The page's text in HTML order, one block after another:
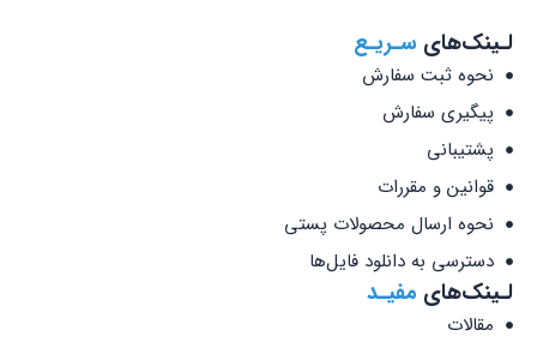
لـینک‌های سـریـع
نحوه ثبت سفارش
پیگیری سفارش
پشتیبانی
قوانین و مقررات
نحوه ارسال محصولات پستی
دسترسی به دانلود فایل‌ها
لـینک‌های مفیـد
مقالات